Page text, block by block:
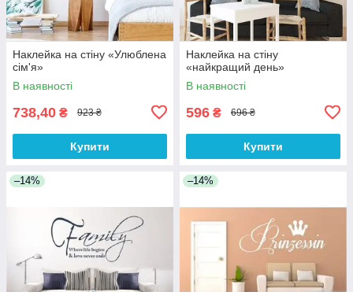
Наклейка на стіну «Улюблена
сім'я»
В наявності
738,40 ₴ 923 ₴
Купити
Наклейка на стіну
«найкращий день»
В наявності
596 ₴ 696 ₴
Купити
–14% –14%